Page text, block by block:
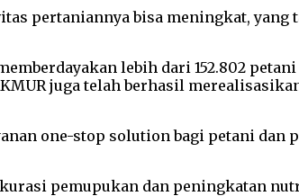
pertaniannya bisa meningkat, yang
lebih dari 152.802
juga telah berhasil
one-stop solution bagi petani dan
pemupukan dan peningkatan